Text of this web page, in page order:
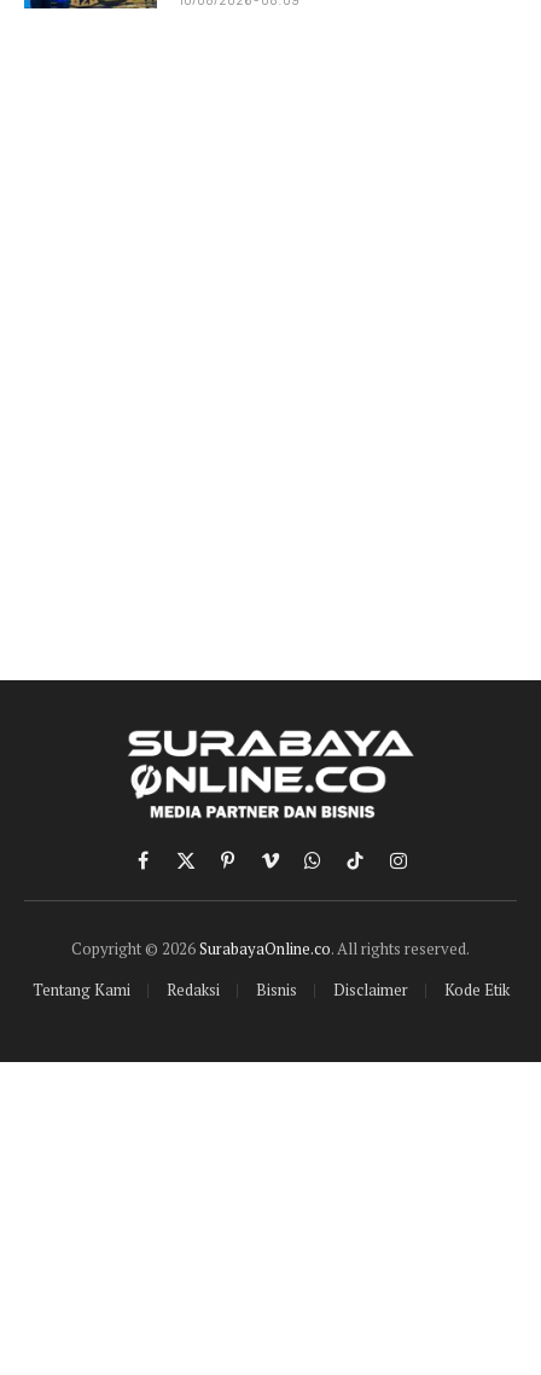
Facebook
X
(Twitter)
PinterestVimeoWhatsApp
TikTokInstagram
Copyright © 2026SurabayaOnline.co. All rights reserved.
Tentang Kami
Redaksi Bisnis Disclaimer Kode Etik